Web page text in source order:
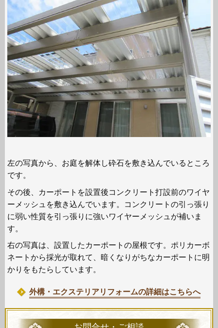
左の写真から、お庭を解体し砕石を敷き込んでいるところ
です。
その後、カーポートを設置後コンクリート打設前のワイヤ
ーメッシュを敷き込んでいます。コンクリートの引っ張り
に弱い性質を引っ張りに強いワイヤーメッシュが補いま
す。
右の写真は、設置したカーポートの屋根です。ポリカーボ
ネートから採光が取れて、暗くなりがちなカーポートに明
かりをもたらしています。
外構・エクステリアリフォームの詳細はこちらへ